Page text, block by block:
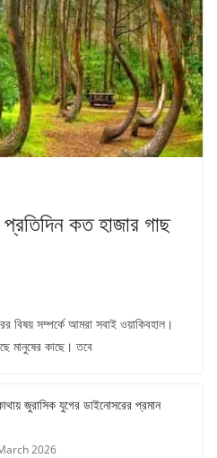
কত হাজার গাছ
বিষয় সম্পর্কে আমরা সবাই ওয়াকিবহাল।
মানুষের কাছে। তবে
জুরাসিক যুগের ডাইনোসরের প্রমান
2026